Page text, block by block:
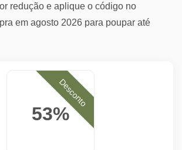
redução e aplique o código no
em agosto 2026 para poupar até
53%
Desconto